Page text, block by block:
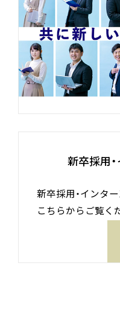
新卒採用
新卒採用・インタ
こちらからご覧く